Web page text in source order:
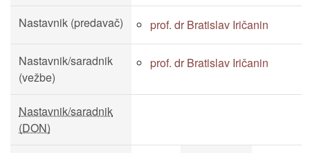
Nastavnik (predavač) prof. dr Bratislav Iričanin
Nastavnik/saradnik
(vežbe)
prof. dr Bratislav Iričanin
Nastavnik/saradnik
(DON)